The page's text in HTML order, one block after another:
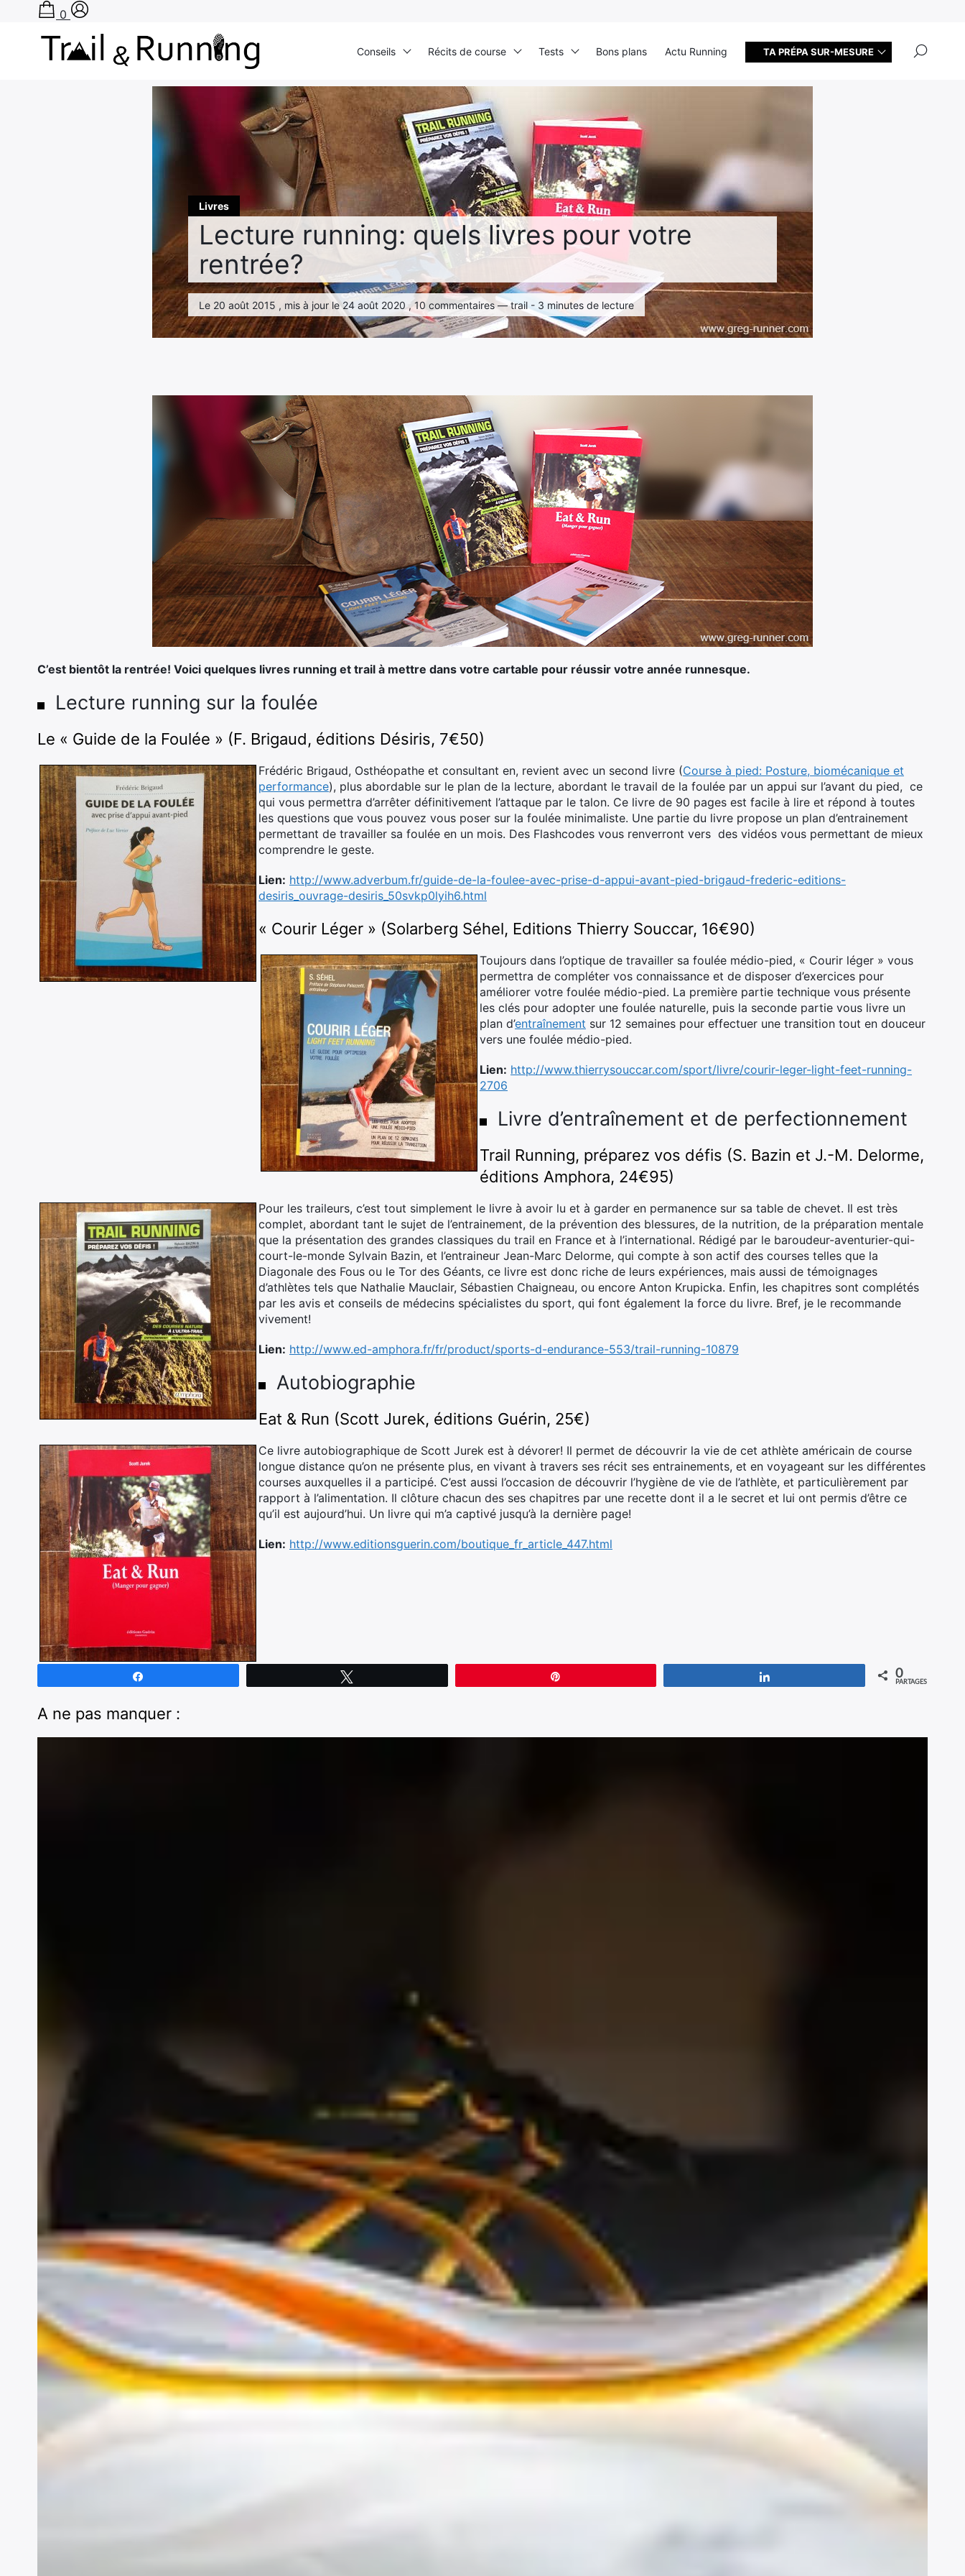
Livres
Lecture running: quels livres pour votre
rentrée?
Le 20 août 2015 , mis à jour le 24 août 2020 , 10 commentaires — trail - 3 minutes de lecture
C’est bientôt la rentrée! Voici quelques livres running et trail à mettre dans votre cartable pour réussir votre année runnesque.
Lecture running sur la foulée
Le « Guide de la Foulée » (F. Brigaud, éditions Désiris, 7€50)
Frédéric Brigaud, Osthéopathe et consultant en, revient avec un second livre (Course à pied: Posture, biomécanique et
performance), plus abordable sur le plan de la lecture, abordant le travail de la foulée par un appui sur l’avant du pied, ce
qui vous permettra d’arrêter définitivement l’attaque par le talon. Ce livre de 90 pages est facile à lire et répond à toutes
les questions que vous pouvez vous poser sur la foulée minimaliste. Une partie du livre propose un plan d’entrainement
permettant de travailler sa foulée en un mois. Des Flashcodes vous renverront vers des vidéos vous permettant de mieux
comprendre le geste.
Lien: http://www.adverbum.fr/guide-de-la-foulee-avec-prise-d-appui-avant-pied-brigaud-frederic-editions-
desiris_ouvrage-desiris_50svkp0lyih6.html
« Courir Léger » (Solarberg Séhel, Editions Thierry Souccar, 16€90)
Toujours dans l’optique de travailler sa foulée médio-pied, « Courir léger » vous
permettra de compléter vos connaissance et de disposer d’exercices pour
améliorer votre foulée médio-pied. La première partie technique vous présente
les clés pour adopter une foulée naturelle, puis la seconde partie vous livre un
plan d’entraînement sur 12 semaines pour effectuer une transition tout en douceur
vers une foulée médio-pied.
Lien: http://www.thierrysouccar.com/sport/livre/courir-leger-light-feet-running-
2706
Livre d’entraînement et de perfectionnement
Trail Running, préparez vos défis (S. Bazin et J.-M. Delorme,
éditions Amphora, 24€95)
Pour les traileurs, c’est tout simplement le livre à avoir lu et à garder en permanence sur sa table de chevet. Il est très
complet, abordant tant le sujet de l’entrainement, de la prévention des blessures, de la nutrition, de la préparation mentale
que la présentation des grandes classiques du trail en France et à l’international. Rédigé par le baroudeur-aventurier-qui-
court-le-monde Sylvain Bazin, et l’entraineur Jean-Marc Delorme, qui compte à son actif des courses telles que la
Diagonale des Fous ou le Tor des Géants, ce livre est donc riche de leurs expériences, mais aussi de témoignages
d’athlètes tels que Nathalie Mauclair, Sébastien Chaigneau, ou encore Anton Krupicka. Enfin, les chapitres sont complétés
par les avis et conseils de médecins spécialistes du sport, qui font également la force du livre. Bref, je le recommande
vivement!
Lien: http://www.ed-amphora.fr/fr/product/sports-d-endurance-553/trail-running-10879
Autobiographie
Eat & Run (Scott Jurek, éditions Guérin, 25€)
Ce livre autobiographique de Scott Jurek est à dévorer! Il permet de découvrir la vie de cet athlète américain de course
longue distance qu’on ne présente plus, en vivant à travers ses récit ses entrainements, et en voyageant sur les différentes
courses auxquelles il a participé. C’est aussi l’occasion de découvrir l’hygiène de vie de l’athlète, et particulièrement par
rapport à l’alimentation. Il clôture chacun des ses chapitres par une recette dont il a le secret et lui ont permis d’être ce
qu’il est aujourd’hui. Un livre qui m’a captivé jusqu’à la dernière page!
Lien: http://www.editionsguerin.com/boutique_fr_article_447.html
0
PARTAGES
A ne pas manquer :
0
Conseils Récits de course
Ultra Trail de Mon Jardin
Grand Tour du Bassin d’Arcachon
Tests Bons plans Actu Running TA PRÉPA SUR-MESURE